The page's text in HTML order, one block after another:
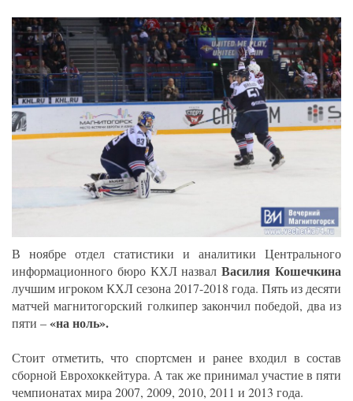
В ноябре отдел статистики и аналитики Центрального
информационного бюро КХЛ назвалВасилия Кошечкина
лучшим игроком КХЛ сезона 2017-2018 года. Пять из десяти
матчей магнитогорский голкипер закончил победой, два из
пяти –«на ноль».
Стоит отметить, что спортсмен и ранее входил в состав
сборной Еврохоккейтура. А так же принимал участие в пяти
чемпионатах мира 2007, 2009, 2010, 2011 и 2013 года.